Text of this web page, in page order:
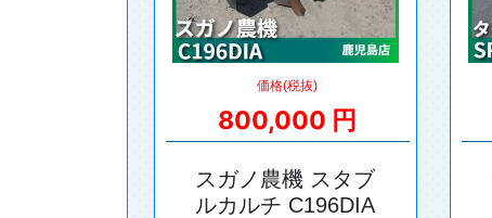
価格(税抜)
800,000 円
スガノ農機 スタブ
ルカルチ C196DIA